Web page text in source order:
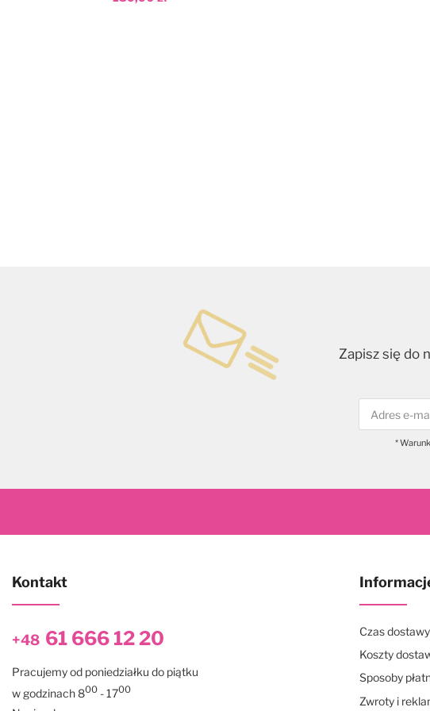
Zapisz się do
*
Kontakt
+48 61 666 12 20
Pracujemy od poniedziałku do piątku
w godzinach 800 - 1700
Czas dostawy
Koszty
Sposoby
Zwroty i